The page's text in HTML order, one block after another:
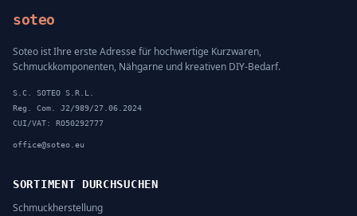
soteo
Soteo ist Ihre erste Adresse für hochwertige Kurzwaren,
Schmuckkomponenten, Nähgarne und kreativen DIY-Bedarf.
S.C. SOTEO S.R.L.
Reg. Com. J2/989/27.06.2024
CUI/VAT: RO50292777
office@soteo.eu
SORTIMENT DURCHSUCHEN
Schmuckherstellung